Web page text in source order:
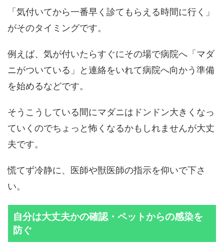
「気付いてから一番早く診てもらえる時間に行く」
がそのタイミングです。
例えば、気が付いたらすぐにその場で病院へ「マダ
ニがついている」と連絡をいれて病院へ向かう準備
を始めるなどです。
そうこうしている間にマダニはドンドン大きくなっ
ていくのでちょっと怖くなるかもしれませんが大丈
夫です。
慌てず冷静に、医師や獣医師の指示を仰いで下さ
い。
自分は大丈夫かの確認・ペットからの感染を
防ぐ